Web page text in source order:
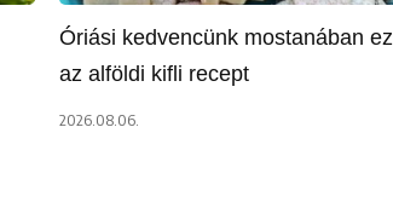
Óriási kedvencünk mostanában ez
az alföldi kifli recept
2026.08.06.